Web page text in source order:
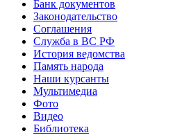
Банк документов
Законодательство
Соглашения
Служба в ВС РФ
История ведомства
Память народа
Наши курсанты
Мультимедиа
Фото
Видео
Библиотека